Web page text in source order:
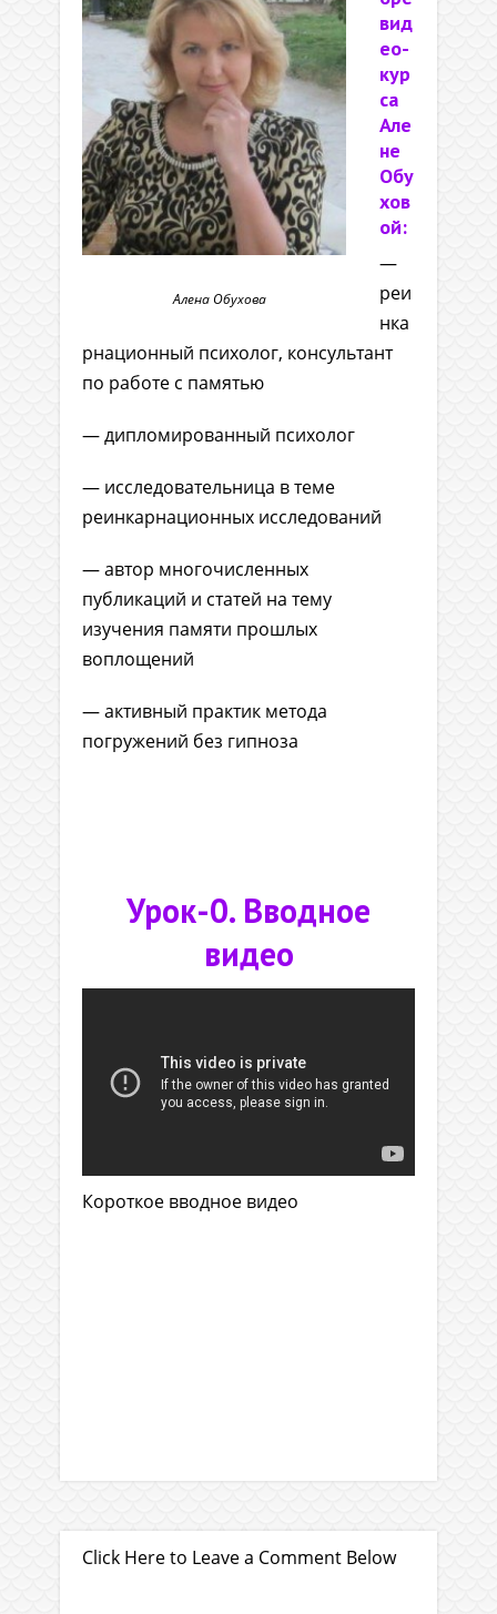
Алена Обухова
вид
ео-
кур
са
Але
не
Обу
хов
ой:
—
реи
нка
рнационный психолог, консультант
по работе с памятью
— дипломированный психолог
— исследовательница в теме
реинкарнационных исследований
— автор многочисленных
публикаций и статей на тему
изучения памяти прошлых
воплощений
— активный практик метода
погружений без гипноза
Урок-0. Вводное
видео
Короткое вводное видео
Click Here to Leave a Comment Below